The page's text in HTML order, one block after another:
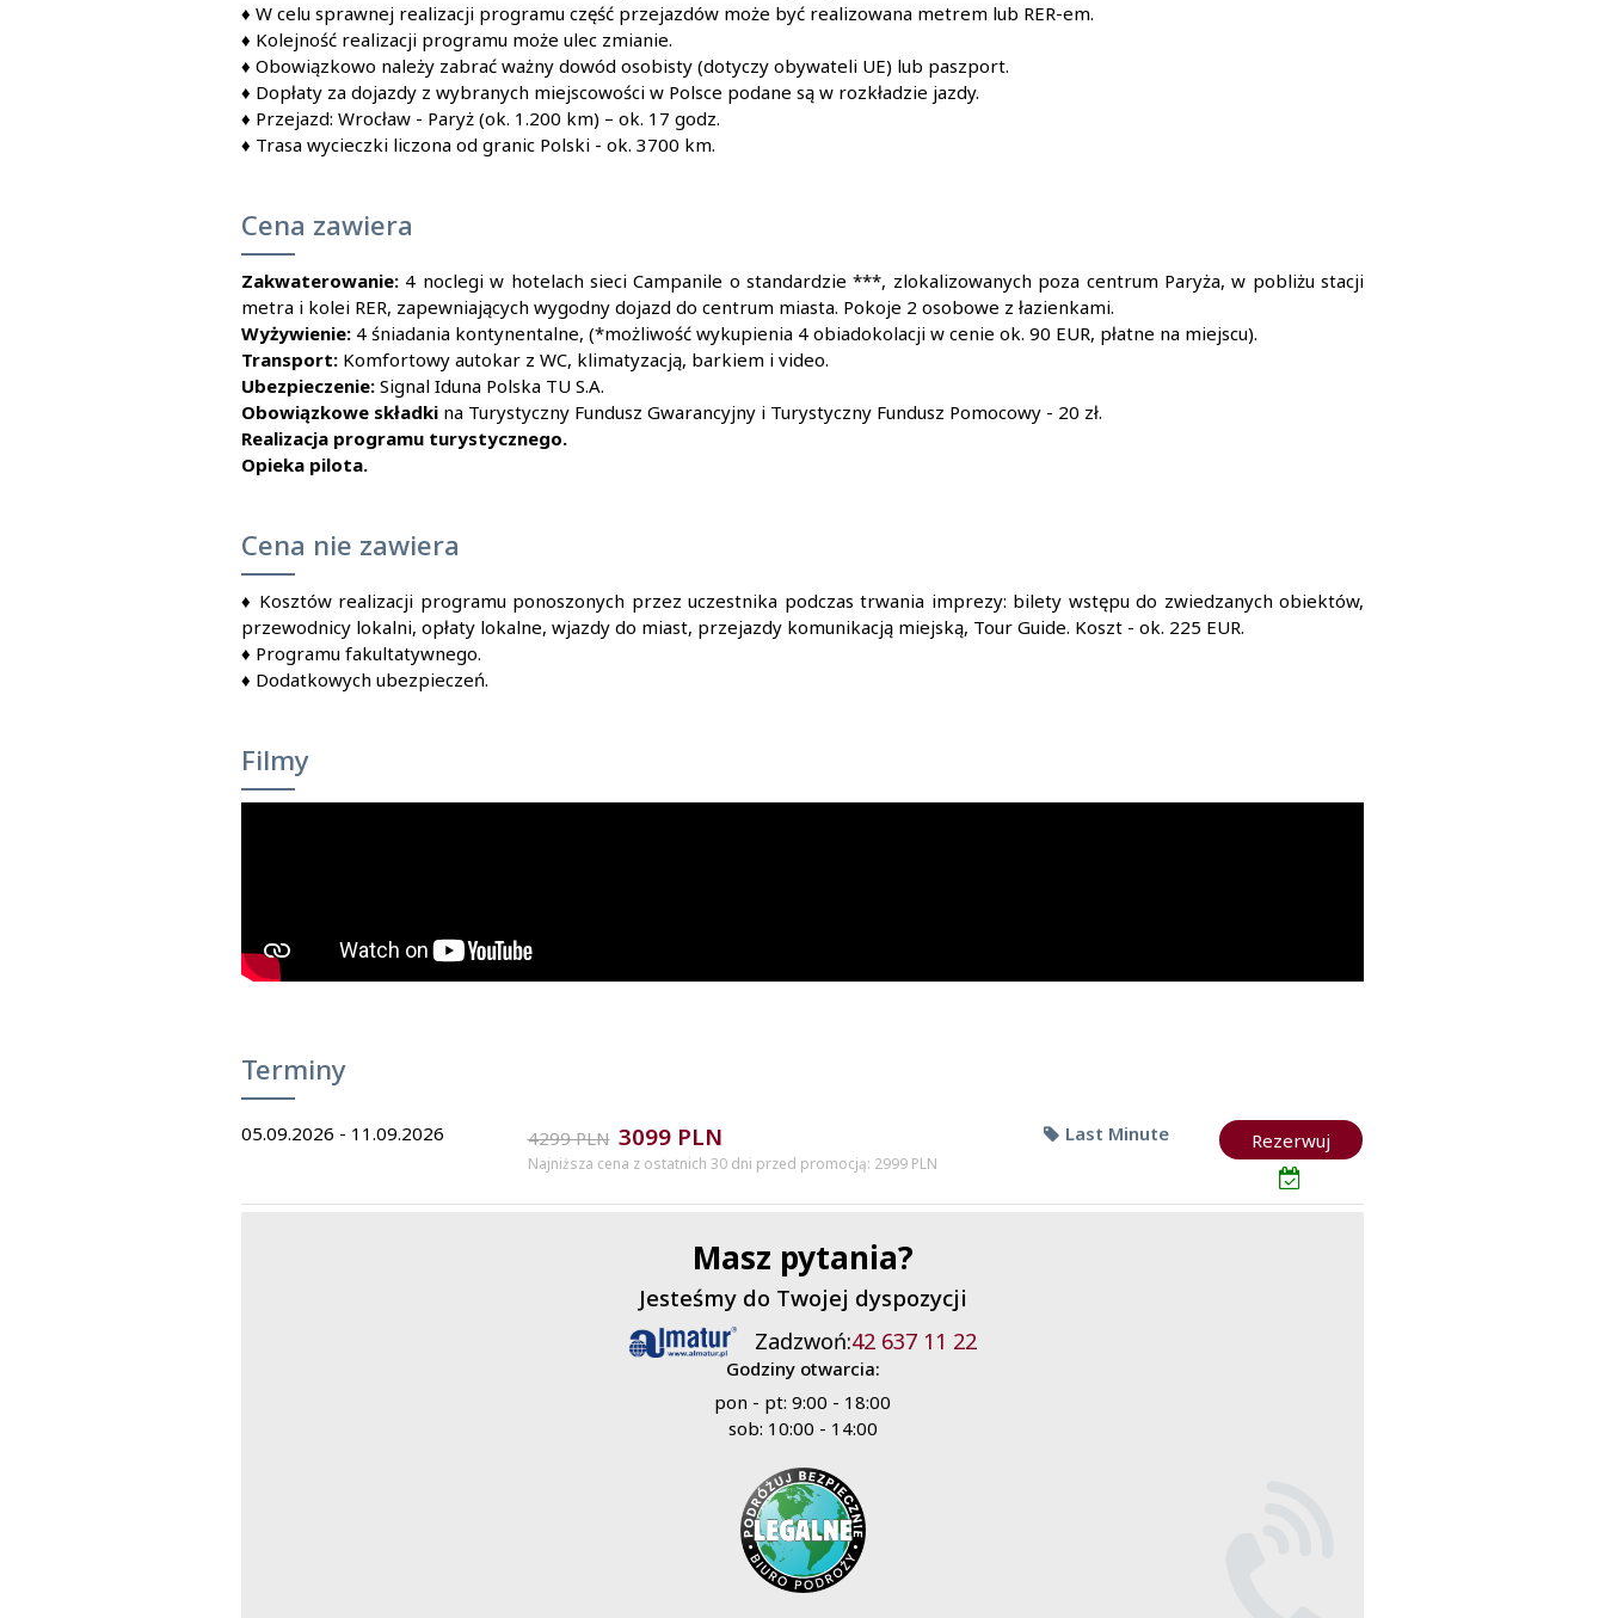
♦ W celu sprawnej realizacji programu część przejazdów może być realizowana metrem lub RER-em.
♦ Kolejność realizacji programu może ulec zmianie.
♦ Obowiązkowo należy zabrać ważny dowód osobisty (dotyczy obywateli UE) lub paszport.
♦ Dopłaty za dojazdy z wybranych miejscowości w Polsce podane są w rozkładzie jazdy.
♦ Przejazd: Wrocław - Paryż (ok. 1.200 km) – ok. 17 godz.
♦ Trasa wycieczki liczona od granic Polski - ok. 3700 km.
Cena zawiera
Zakwaterowanie: 4 noclegi w hotelach sieci Campanile o standardzie ***, zlokalizowanych poza centrum Paryża, w pobliżu stacji
metra i kolei RER, zapewniających wygodny dojazd do centrum miasta. Pokoje 2 osobowe z łazienkami.
Wyżywienie: 4 śniadania kontynentalne, (*możliwość wykupienia 4 obiadokolacji w cenie ok. 90 EUR, płatne na miejscu).
Transport: Komfortowy autokar z WC, klimatyzacją, barkiem i video.
Ubezpieczenie: Signal Iduna Polska TU S.A.
Obowiązkowe składki na Turystyczny Fundusz Gwarancyjny i Turystyczny Fundusz Pomocowy - 20 zł.
Realizacja programu turystycznego.
Opieka pilota.
Cena nie zawiera
♦ Kosztów realizacji programu ponoszonych przez uczestnika podczas trwania imprezy: bilety wstępu do zwiedzanych obiektów,
przewodnicy lokalni, opłaty lokalne, wjazdy do miast, przejazdy komunikacją miejską, Tour Guide. Koszt - ok. 225 EUR.
♦ Programu fakultatywnego.
♦ Dodatkowych ubezpieczeń.
Filmy
Terminy
05.09.2026 - 11.09.2026 4299 PLN 3099 PLN
Najniższa cena z ostatnich 30 dni przed promocją: 2999 PLN
Last Minute Rezerwuj
Masz pytania?
Jesteśmy do Twojej dyspozycji
Zadzwoń:42 637 11 22
Godziny otwarcia:
pon - pt: 9:00 - 18:00
sob: 10:00 - 14:00